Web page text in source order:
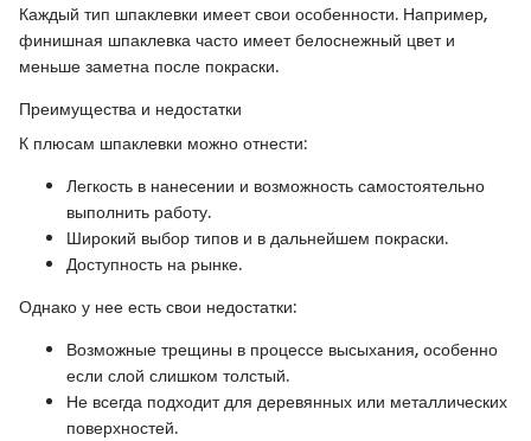
Каждый тип шпаклевки имеет свои особенности. Например,
финишная шпаклевка часто имеет белоснежный цвет и
меньше заметна после покраски.
Преимущества и недостатки
К плюсам шпаклевки можно отнести:
Легкость в нанесении и возможность самостоятельно
выполнить работу.
Широкий выбор типов и в дальнейшем покраски.
Доступность на рынке.
Однако у нее есть свои недостатки:
Возможные трещины в процессе высыхания, особенно
если слой слишком толстый.
Не всегда подходит для деревянных или металлических
поверхностей.